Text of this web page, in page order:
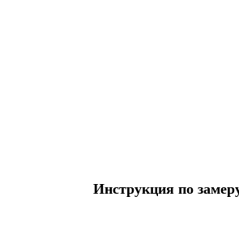
Инструкция по